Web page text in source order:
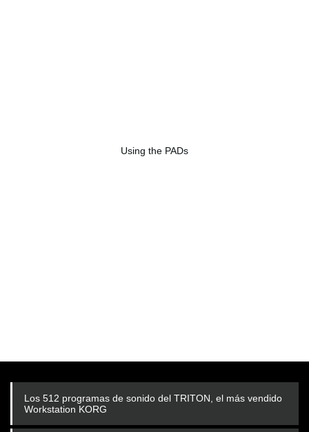
Using the PADs
Los 512 programas de sonido del TRITON, el más vendido
Workstation KORG